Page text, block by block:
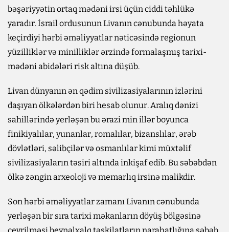
bəşəriyyətin ortaq mədəni irsi üçün ciddi təhlükə
yaradır. İsrail ordusunun Livanın cənubunda həyata
keçirdiyi hərbi əməliyyatlar nəticəsində regionun
yüzilliklər və minilliklər ərzində formalaşmış tarixi-
mədəni abidələri risk altına düşüb.
Livan dünyanın ən qədim sivilizasiyalarının izlərini
daşıyan ölkələrdən biri hesab olunur. Aralıq dənizi
sahillərində yerləşən bu ərazi min illər boyunca
finikiyalılar, yunanlar, romalılar, bizanslılar, ərəb
dövlətləri, səlibçilər və osmanlılar kimi müxtəlif
sivilizasiyaların təsiri altında inkişaf edib. Bu səbəbdən
ölkə zəngin arxeoloji və memarlıq irsinə malikdir.
Son hərbi əməliyyatlar zamanı Livanın cənubunda
yerləşən bir sıra tarixi məkanların döyüş bölgəsinə